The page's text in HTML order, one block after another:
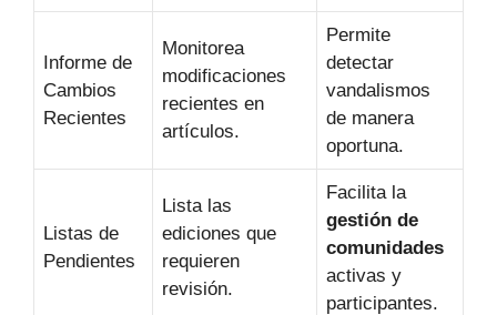
Informe de
Cambios
Recientes
Monitorea
modificaciones
recientes en
artículos.
Permite
detectar
vandalismos
de manera
oportuna.
Listas de
Pendientes
Lista las
ediciones que
requieren
revisión.
Facilita la
gestión de
comunidades
activas y
participantes.